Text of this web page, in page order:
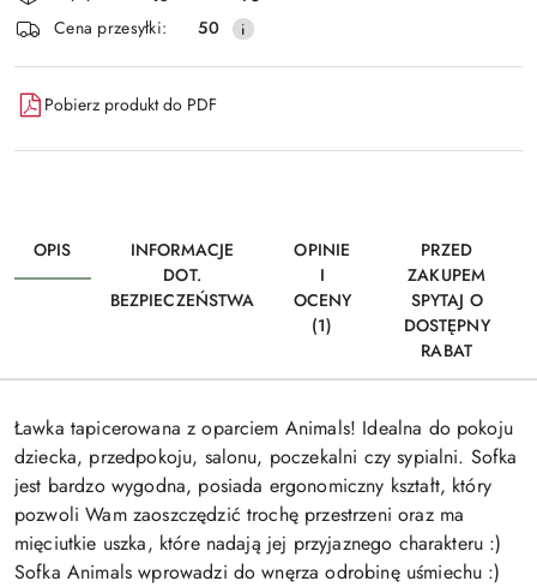
dostawaCena przesyłki:
50
Pobierz produkt do PDF
OPIS
INFORMACJE
DOT.
BEZPIECZEŃSTWA
OPINIE
I
OCENY
(1)
PRZED
ZAKUPEM
SPYTAJ O
DOSTĘPNY
RABAT
Ławka tapicerowana z oparciem Animals! Idealna do pokoju
dziecka, przedpokoju, salonu, poczekalni czy sypialni. Sofka
jest bardzo wygodna, posiada ergonomiczny kształt, który
pozwoli Wam zaoszczędzić trochę przestrzeni oraz ma
mięciutkie uszka, które nadają jej przyjaznego charakteru :)
Sofka Animals wprowadzi do wnęrza odrobinę uśmiechu :)